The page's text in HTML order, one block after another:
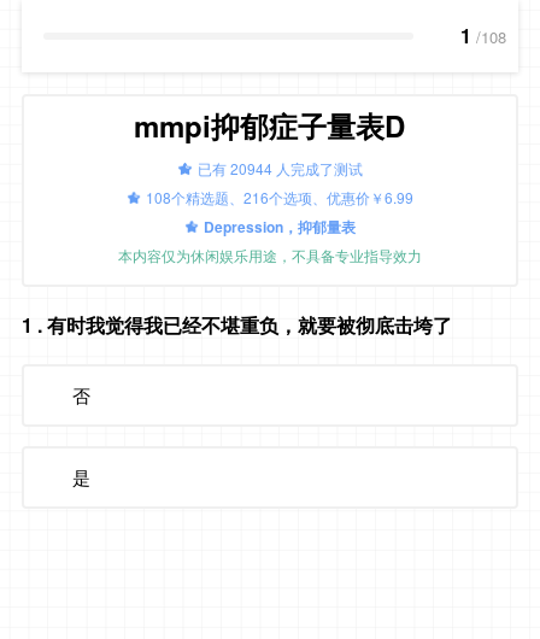
1/108
mmpi抑郁症子量表D
已有 20944 人完成了测试
108个精选题、216个选项、优惠价￥6.99
Depression，抑郁量表
本内容仅为休闲娱乐用途，不具备专业指导效力
1 . 有时我觉得我已经不堪重负，就要被彻底击垮了
否
是